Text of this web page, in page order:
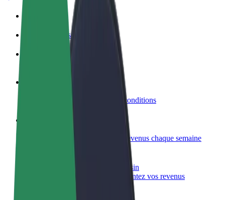
Comment s'inscrire
Générez des revenus selon vos conditions
Livrez des repas et générez des revenus chaque semaine
Ajouter un restaurant ou un magasin
Atteignez plus de clients et augmentez vos revenus